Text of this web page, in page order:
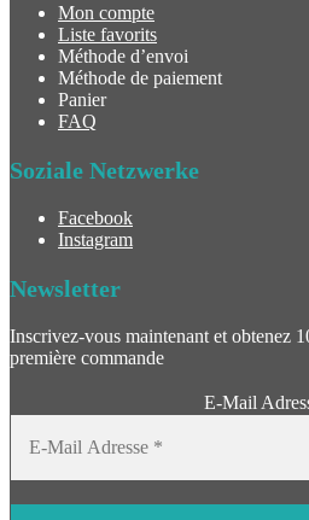
Mon compte
Liste favorits
Méthode d’envoi
Méthode de paiement
Panier
FAQ
Soziale Netzwerke
Facebook
Instagram
Newsletter
Inscrivez-vous maintenant et obtenez
première commande
E-Mail